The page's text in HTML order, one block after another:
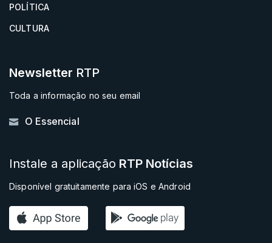
POLÍTICA
CULTURA
Newsletter RTP
Toda a informação no seu email
O Essencial
Instale a aplicação RTP Notícias
Disponível gratuitamente para iOS e Android